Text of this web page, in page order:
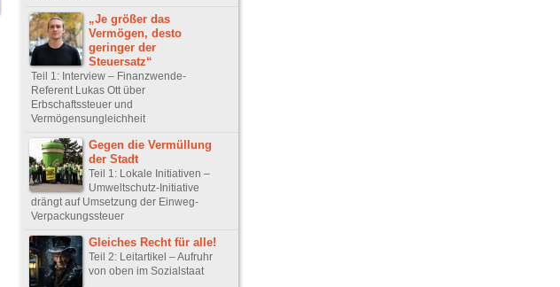
„Je größer das
Vermögen, desto
geringer der
Steuersatz“
Teil 1: Interview – Finanzwende-
Referent Lukas Ott über
Erbschaftssteuer und
Vermögensungleichheit
Gegen die Vermüllung
der Stadt
Teil 1: Lokale Initiativen –
Umweltschutz-Initiative
drängt auf Umsetzung der Einweg-
Verpackungssteuer
Gleiches Recht für alle!
Teil 2: Leitartikel – Aufruhr
von oben im Sozialstaat